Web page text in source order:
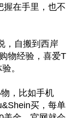
握在手里，也不
，自搬到西岸
物经验，喜爱T
。
，比如手机
买，每单